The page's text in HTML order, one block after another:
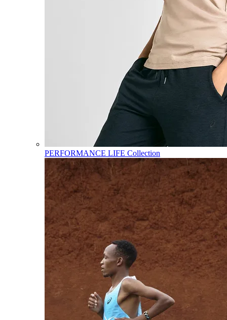
PERFORMANCE LIFE Collection